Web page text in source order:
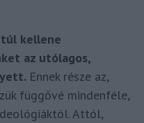
kellene
az utólagos,
Ennek része az,
függővé mindenféle,
Attól,